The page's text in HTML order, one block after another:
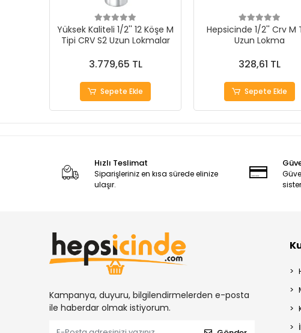
Yüksek Kaliteli 1/2'' 12 Köşe M
Tipi CRV S2 Uzun Lokmalar
3.779,65 TL
Sepete Ekle
Hepsicinde 1/2'' Crv M
Uzun Lokma
328,61 TL
Sepete Ekle
Hızlı Teslimat
Siparişleriniz en kısa sürede elinize
ulaşır.
Kampanya, duyuru, bilgilendirmelerden e-posta
ile haberdar olmak istiyorum.